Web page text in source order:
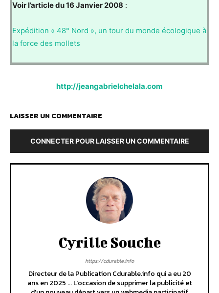
Voir l’article du 16 Janvier 2008 :
Expédition « 48° Nord », un tour du monde écologique à
la force des mollets
http://jeangabrielchelala.com
LAISSER UN COMMENTAIRE
CONNECTER POUR LAISSER UN COMMENTAIRE
Cyrille Souche
https://cdurable.info
Directeur de la Publication Cdurable.info qui a eu 20
ans en 2025 ... L'occasion de supprimer la publicité et